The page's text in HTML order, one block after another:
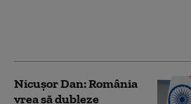
Nicușor Dan: România
vrea să dubleze